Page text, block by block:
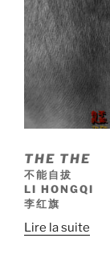
THE THE
不能自拔
LI HONGQI
李红旗
Lire la suite